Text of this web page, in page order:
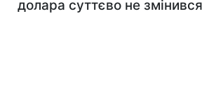
долара суттєво не